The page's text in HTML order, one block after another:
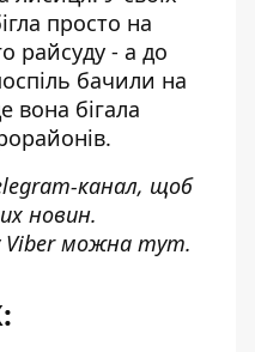
просто на
райсуду - а до
бачили на
вона бігала
канал, щоб
новин.
Viber можна тут.